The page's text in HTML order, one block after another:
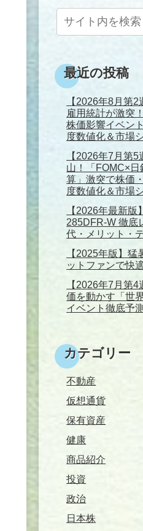
最近の投稿
【2026年8月第
雇用統計が激突
株価影響イベン
度数値化＆市場
【2026年7月第
山！「FOMC×
算」激突で株価
度数値化＆市場
【2026年最新
285DFR-W 徹底
代・メリット・
【2025年版】
ットファンで快
【2026年7月第
価を動かす「世
イベント徹底予
カテゴリー
不動産
仮想通貨
保有資産
健康
商品紹介
投資
政治
日本株